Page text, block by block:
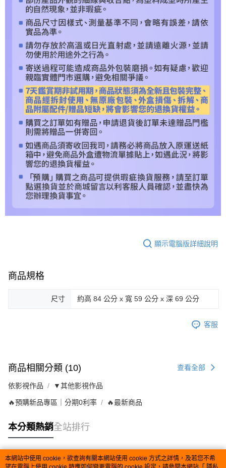
顯示電腦版詳細說明
商品規格
尺寸 約高 84 公分 x 寬 59 公分 x 深 69 公分
客服
商品相關分類 (10) 查看全部
依影視作品 ▼其他影視作品
🔥預購新品專區｜分期0利率 🔥最新商品
本分類熱銷全站排行
本網站中使用 cookie，欲查詢有關本網站使用 cookie 方式之詳情，及若您不希